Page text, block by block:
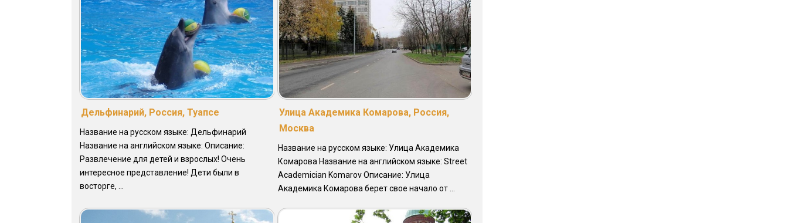
Дельфинарий, Россия, Туапсе
Название на русском языке: Дельфинарий
Название на английском языке: Описание:
Развлечение для детей и взрослых! Очень
интересное представление! Дети были в
восторге, ...
Улица Академика Комарова, Россия,
Москва
Название на русском языке: Улица Академика
Комарова Название на английском языке: Street
Academician Komarov Описание: Улица
Академика Комарова берет свое начало от ...